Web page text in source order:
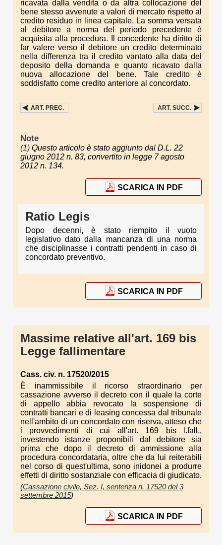
ricavata dalla vendita o da altra collocazione del
bene stesso avvenute a valori di mercato rispetto al
credito residuo in linea capitale. La somma versata
al debitore a norma del periodo precedente è
acquisita alla procedura. Il concedente ha diritto di
far valere verso il debitore un credito determinato
nella differenza tra il credito vantato alla data del
deposito della domanda e quanto ricavato dalla
nuova allocazione del bene. Tale credito è
soddisfatto come credito anteriore al concordato.
ART. PREC. ART. SUCC.
Note
(1) Questo articolo è stato aggiunto dal D.L. 22
giugno 2012 n. 83, convertito in legge 7 agosto
2012 n. 134.
SCARICA IN PDF
Ratio Legis
Dopo decenni, è stato riempito il vuoto
legislativo dato dalla mancanza di una norma
che disciplinasse i contratti pendenti in caso di
concordato preventivo.
SCARICA IN PDF
Massime relative all'art. 169 bis
Legge fallimentare
Cass. civ. n. 17520/2015
È inammissibile il ricorso straordinario per
cassazione avverso il decreto con il quale la corte
di appello abbia revocato la sospensione di
contratti bancari e di leasing concessa dal tribunale
nell'ambito di un concordato con riserva, atteso che
i provvedimenti di cui all'art. 169 bis l.fall.,
investendo istanze proponibili dal debitore sia
prima che dopo il decreto di ammissione alla
procedura concordataria, oltre che da lui reiterabili
nel corso di quest'ultima, sono inidonei a produrre
effetti di diritto sostanziale con efficacia di giudicato.
(Cassazione civile, Sez. I, sentenza n. 17520 del 3
settembre 2015)
SCARICA IN PDF